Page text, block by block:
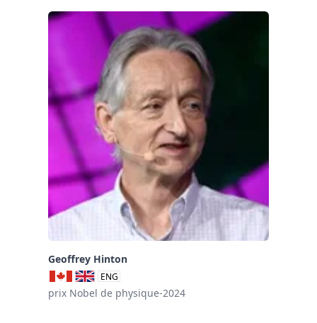
Geoffrey Hinton
ENG
prix Nobel de physique-2024